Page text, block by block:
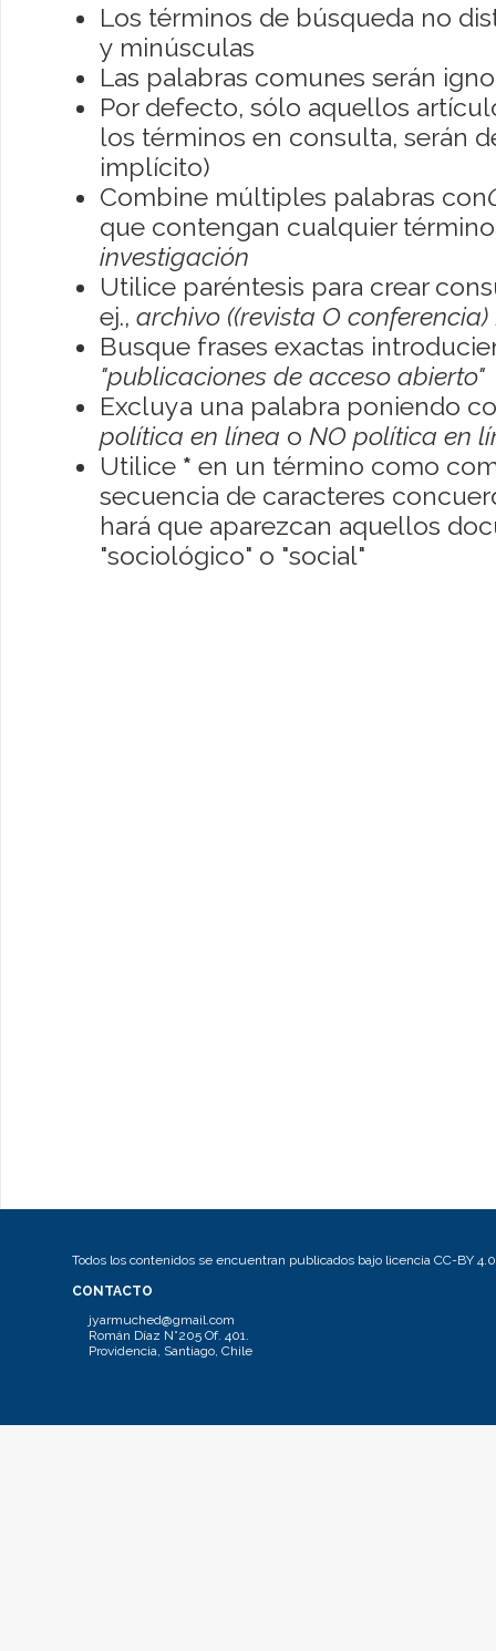
Los términos de búsqueda no
y minúsculas
Las palabras comunes serán
Por defecto, sólo aquellos
los términos en consulta, serán
implícito)
Combine múltiples palabras con
que contengan cualquier
investigación
Utilice paréntesis para crear
ej., archivo ((revista O conferencia)
Busque frases exactas
"publicaciones de acceso abierto"
Excluya una palabra poniendo
política en línea o NO política en
Utilice * en un término como
secuencia de caracteres
hará que aparezcan aquellos
"sociológico" o "social"
Todos los contenidos se encuentran publicados bajo licencia CC-BY 4.0
CONTACTO
jyarmuched@gmail.com
Román Díaz N°205 Of. 401.
Providencia, Santiago, Chile